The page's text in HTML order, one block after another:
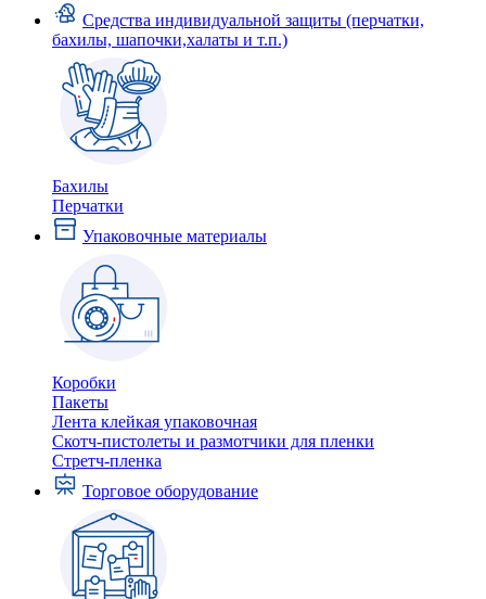
Средства индивидуальной защиты (перчатки,
бахилы, шапочки,халаты и т.п.)
Бахилы
Перчатки
Упаковочные материалы
Коробки
Пакеты
Лента клейкая упаковочная
Скотч-пистолеты и размотчики для пленки
Стретч-пленка
Торговое оборудование